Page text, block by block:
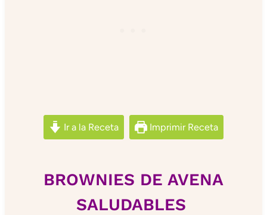
Ir a la Receta Imprimir Receta
BROWNIES DE AVENA
SALUDABLES